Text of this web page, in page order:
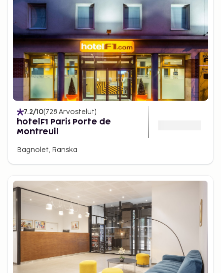
7.2/10(728 Arvostelut)
hotelF1 Paris Porte de
Montreuil
Bagnolet, Ranska